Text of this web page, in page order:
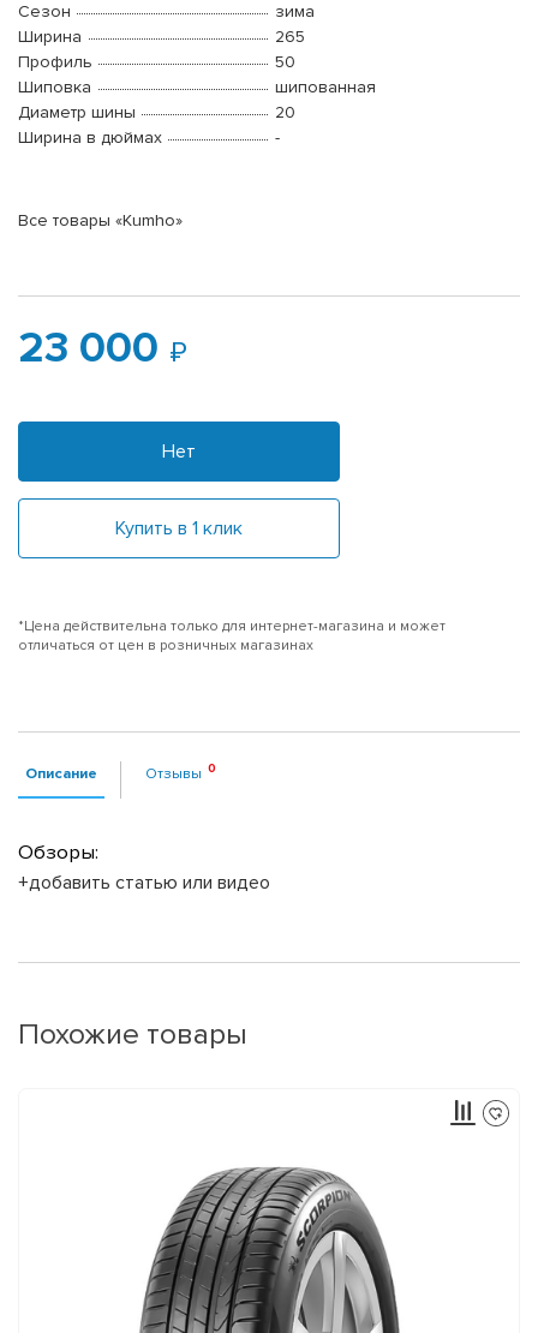
Сезон
зима
Ширина
265
Профиль
50
Шиповка
шипованная
Диаметр шины
20
Ширина в дюймах
-
Все товары «Kumho»
23 000
Нет
Купить в 1 клик
*Цена действительна только для интернет-магазина и может
отличаться от цен в розничных магазинах
Описание Отзывы
Обзоры:
+добавить статью или видео
Похожие товары